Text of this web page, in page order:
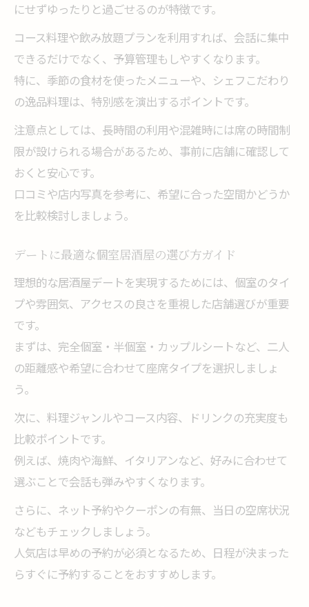
にせずゆったりと過ごせるのが特徴です。
コース料理や飲み放題プランを利用すれば、会話に集中
できるだけでなく、予算管理もしやすくなります。
特に、季節の食材を使ったメニューや、シェフこだわり
の逸品料理は、特別感を演出するポイントです。
注意点としては、長時間の利用や混雑時には席の時間制
限が設けられる場合があるため、事前に店舗に確認して
おくと安心です。
口コミや店内写真を参考に、希望に合った空間かどうか
を比較検討しましょう。
デートに最適な個室居酒屋の選び方ガイド
理想的な居酒屋デートを実現するためには、個室のタイ
プや雰囲気、アクセスの良さを重視した店舗選びが重要
です。
まずは、完全個室・半個室・カップルシートなど、二人
の距離感や希望に合わせて座席タイプを選択しましょ
う。
次に、料理ジャンルやコース内容、ドリンクの充実度も
比較ポイントです。
例えば、焼肉や海鮮、イタリアンなど、好みに合わせて
選ぶことで会話も弾みやすくなります。
さらに、ネット予約やクーポンの有無、当日の空席状況
などもチェックしましょう。
人気店は早めの予約が必須となるため、日程が決まった
らすぐに予約することをおすすめします。